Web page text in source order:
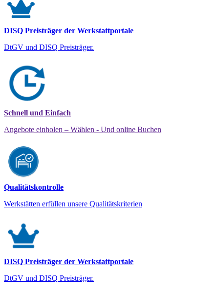
DISQ Preisträger der Werkstattportale
DtGV und DISQ Preisträger.
Schnell und Einfach
Angebote einholen – Wählen - Und online Buchen
Qualitätskontrolle
Werkstätten erfüllen unsere Qualitätskriterien
DISQ Preisträger der Werkstattportale
DtGV und DISQ Preisträger.